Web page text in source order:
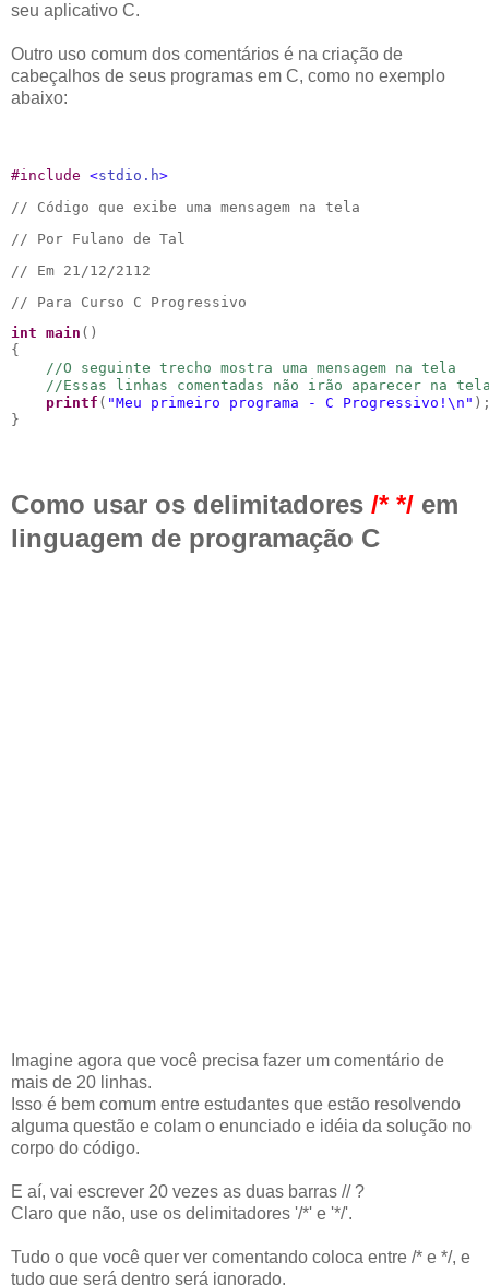
seu aplicativo C.
Outro uso comum dos comentários é na criação de
cabeçalhos de seus programas em C, como no exemplo
abaixo:
#include <stdio.h>
// Código que exibe uma mensagem na tela
// Por Fulano de Tal
// Em 21/12/2112
// Para Curso C Progressivo
int main ()
{
//O seguinte trecho mostra uma mensagem na tela
//Essas linhas comentadas não irão aparecer na
printf ( "Meu primeiro programa - C Progressivo! \n "
}
Como usar os delimitadores /* */ em
linguagem de programação C
Imagine agora que você precisa fazer um comentário de
mais de 20 linhas.
Isso é bem comum entre estudantes que estão resolvendo
alguma questão e colam o enunciado e idéia da solução no
corpo do código.
E aí, vai escrever 20 vezes as duas barras // ?
Claro que não, use os delimitadores '/*' e '*/'.
Tudo o que você quer ver comentando coloca entre /* e */, e
tudo que será dentro será ignorado.